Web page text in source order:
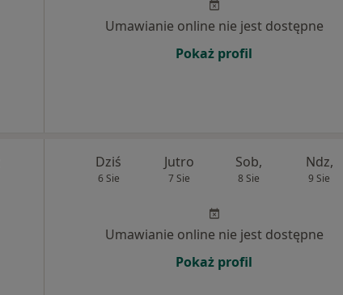
Umawianie online nie jest dostępne
Pokaż profil
Dziś
6 Sie
Jutro
7 Sie
Sob,
8 Sie
Ndz,
9 Sie
Umawianie online nie jest dostępne
Pokaż profil